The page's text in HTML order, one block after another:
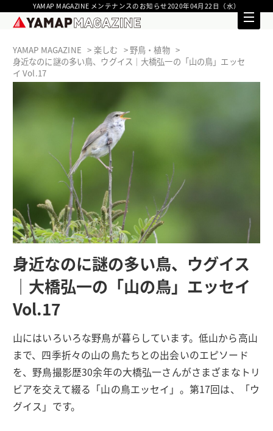
YAMAP MAGAZINE メンテナンスのお知らせ2020年04月22日（水）
YAMAP MAGAZINE 楽しむ
野鳥・植物
身近なのに謎の多い鳥、ウグイス｜大橋弘一の「山の鳥」エッセ
イ Vol.17
身近なのに謎の多い鳥、ウグイス
｜大橋弘一の「山の鳥」エッセイ
Vol.17
山にはいろいろな野鳥が暮らしています。低山から高山
まで、四季折々の山の鳥たちとの出会いのエピソード
を、野鳥撮影歴30余年の大橋弘一さんがさまざまなトリ
ビアを交えて綴る「山の鳥エッセイ」。第17回は、「ウ
グイス」です。